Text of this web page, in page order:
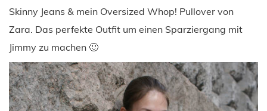
Skinny Jeans & mein Oversized Whop! Pullover von
Zara. Das perfekte Outfit um einen Sparziergang mit
Jimmy zu machen 🙂